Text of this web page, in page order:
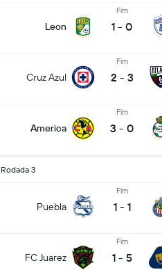
Leon
Fim
1 - 0
Cruz Azul
Fim
2 - 3
America
Fim
3 - 0
3
Puebla
Fim
1 - 1
FC Juarez
Fim
1 - 5